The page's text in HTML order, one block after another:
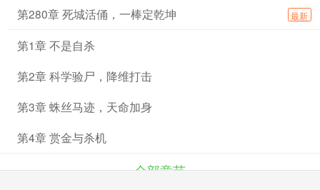
第280章 死城活俑，一棒定乾坤 最新
第1章 不是自杀
第2章 科学验尸，降维打击
第3章 蛛丝马迹，天命加身
第4章 赏金与杀机
全部章节